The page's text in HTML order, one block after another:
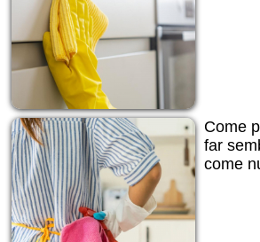
Come
far
come